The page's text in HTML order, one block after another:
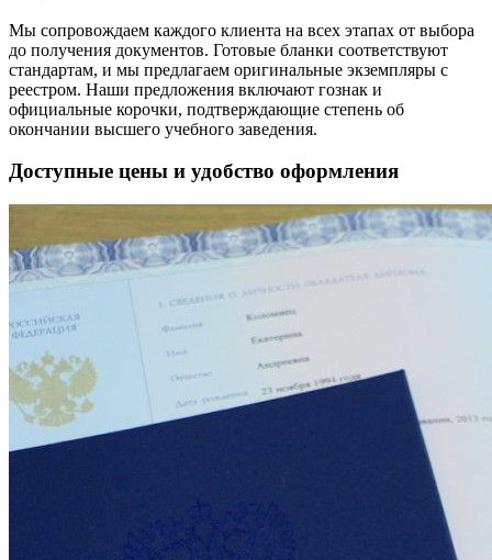
Мы сопровождаем каждого клиента на всех этапах от выбора
до получения документов. Готовые бланки соответствуют
стандартам, и мы предлагаем оригинальные экземпляры с
реестром. Наши предложения включают гознак и
официальные корочки, подтверждающие степень об
окончании высшего учебного заведения.
Доступные цены и удобство оформления